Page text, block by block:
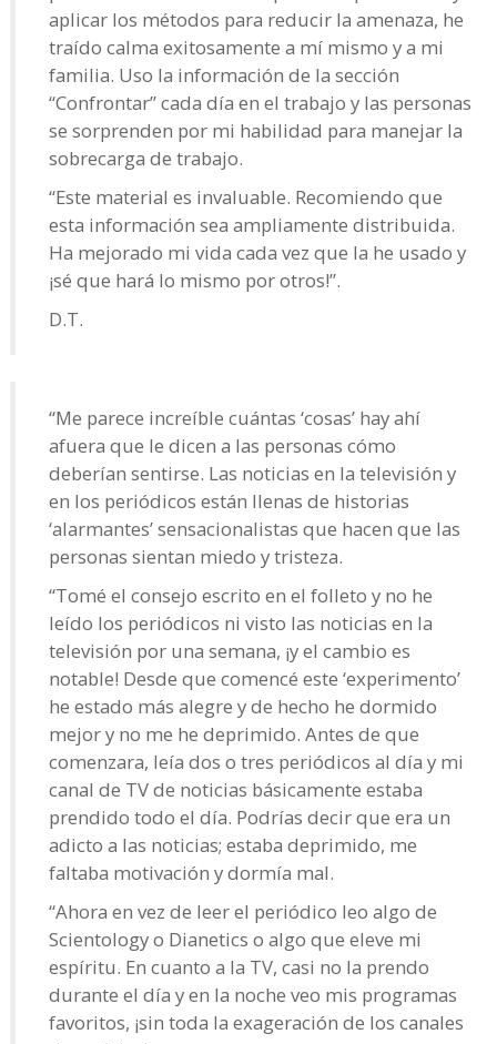
aplicar los métodos para reducir la amenaza, he
traído calma exitosamente a mí mismo y a mi
familia. Uso la información de la sección
“Confrontar” cada día en el trabajo y las personas
se sorprenden por mi habilidad para manejar la
sobrecarga de trabajo.
“Este material es invaluable. Recomiendo que
esta información sea ampliamente distribuida.
Ha mejorado mi vida cada vez que la he usado y
¡sé que hará lo mismo por otros!”.
D.T.
“Me parece increíble cuántas ‘cosas’ hay ahí
afuera que le dicen a las personas cómo
deberían sentirse. Las noticias en la televisión y
en los periódicos están llenas de historias
‘alarmantes’ sensacionalistas que hacen que las
personas sientan miedo y tristeza.
“Tomé el consejo escrito en el folleto y no he
leído los periódicos ni visto las noticias en la
televisión por una semana, ¡y el cambio es
notable! Desde que comencé este ‘experimento’
he estado más alegre y de hecho he dormido
mejor y no me he deprimido. Antes de que
comenzara, leía dos o tres periódicos al día y mi
canal de TV de noticias básicamente estaba
prendido todo el día. Podrías decir que era un
adicto a las noticias; estaba deprimido, me
faltaba motivación y dormía mal.
“Ahora en vez de leer el periódico leo algo de
Scientology o Dianetics o algo que eleve mi
espíritu. En cuanto a la TV, casi no la prendo
durante el día y en la noche veo mis programas
favoritos, ¡sin toda la exageración de los canales